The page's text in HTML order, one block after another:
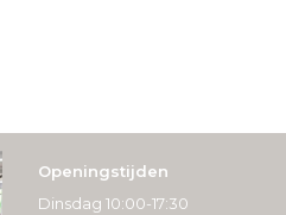
Openingstijden
Dinsdag 10:00-17:30